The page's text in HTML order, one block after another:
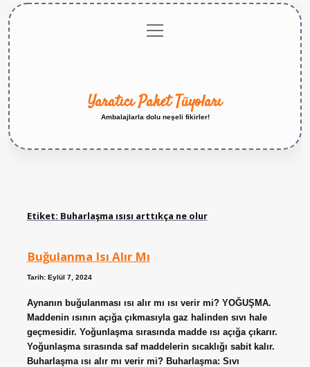
menüyü
aç
Yaratıcı Paket Tüyoları
Ambalajlarla dolu neşeli fikirler!
Etiket: Buharlaşma ısısı arttıkça ne olur
Buğulanma Isı Alır Mı
Tarih: Eylül 7, 2024
Aynanın buğulanması ısı alır mı ısı verir mi? YOĞUŞMA.
Maddenin ısının açığa çıkmasıyla gaz halinden sıvı hale
geçmesidir. Yoğunlaşma sırasında madde ısı açığa çıkarır.
Yoğunlaşma sırasında saf maddelerin sıcaklığı sabit kalır.
Buharlaşma ısı alır mı verir mi? Buharlaşma: Sıvı